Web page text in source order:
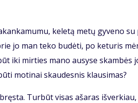
ke­le­tą me­tų gy­ve­no
jo man te­ko bu­dė­ti, po ke­tu­ris
iki mir­ties ma­no au­sy­se skam­bės
mo­ti­nai skau­des­nis klau­si­mas?
Tur­būt vi­sas aša­ras iš­ver­kiau,